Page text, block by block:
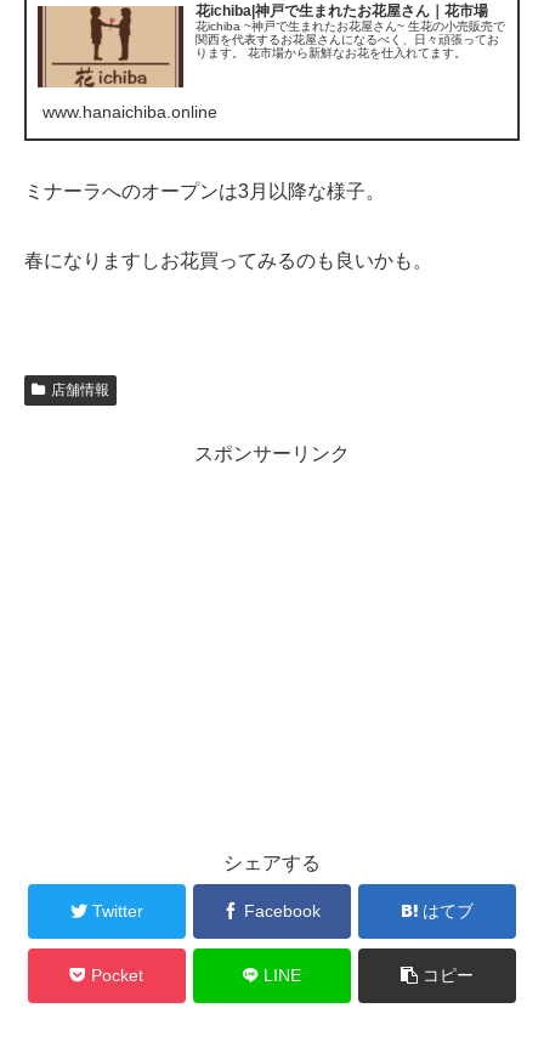
花ichiba|神戸で生まれたお花屋さん｜花市場
花ichiba ~神戸で生まれたお花屋さん~ 生花の小売販売で
関西を代表するお花屋さんになるべく、日々頑張ってお
ります。 花市場から新鮮なお花を仕入れてます。
www.hanaichiba.online
ミナーラへのオープンは3月以降な様子。
春になりますしお花買ってみるのも良いかも。
店舗情報
スポンサーリンク
シェアする
Twitter Facebook はてブ
Pocket LINE コピー